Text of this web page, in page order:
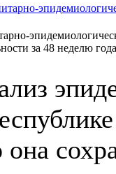
за 48 неделю
она